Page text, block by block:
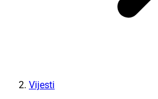
Vijesti